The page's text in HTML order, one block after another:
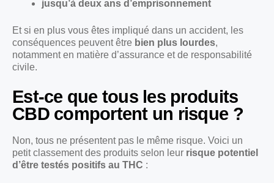
jusqu’à deux ans d’emprisonnement
Et si en plus vous êtes impliqué dans un accident, les
conséquences peuvent être bien plus lourdes,
notamment en matière d’assurance et de responsabilité
civile.
Est-ce que tous les produits
CBD comportent un risque ?
Non, tous ne présentent pas le même risque. Voici un
petit classement des produits selon leur risque potentiel
d’être testés positifs au THC :